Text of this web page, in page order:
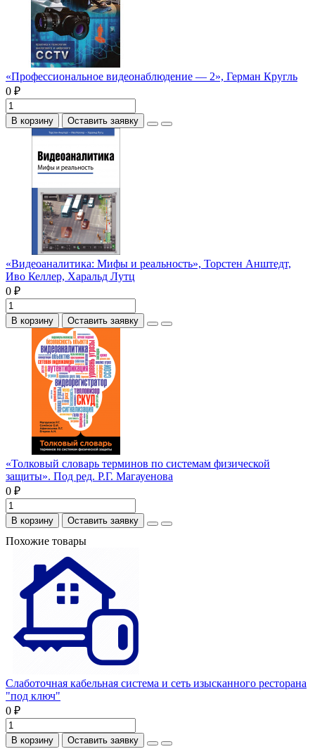
«Профессиональное видеонаблюдение — 2», Герман Кругль
0 ₽
В корзину Оставить заявку
«Видеоаналитика: Мифы и реальность», Торстен Анштедт,
Иво Келлер, Харальд Лутц
0 ₽
В корзину Оставить заявку
«Толковый словарь терминов по системам физической
защиты». Под ред. Р.Г. Магауенова
0 ₽
В корзину Оставить заявку
Похожие товары
Слаботочная кабельная система и сеть изысканного ресторана
"под ключ"
0 ₽
В корзину Оставить заявку